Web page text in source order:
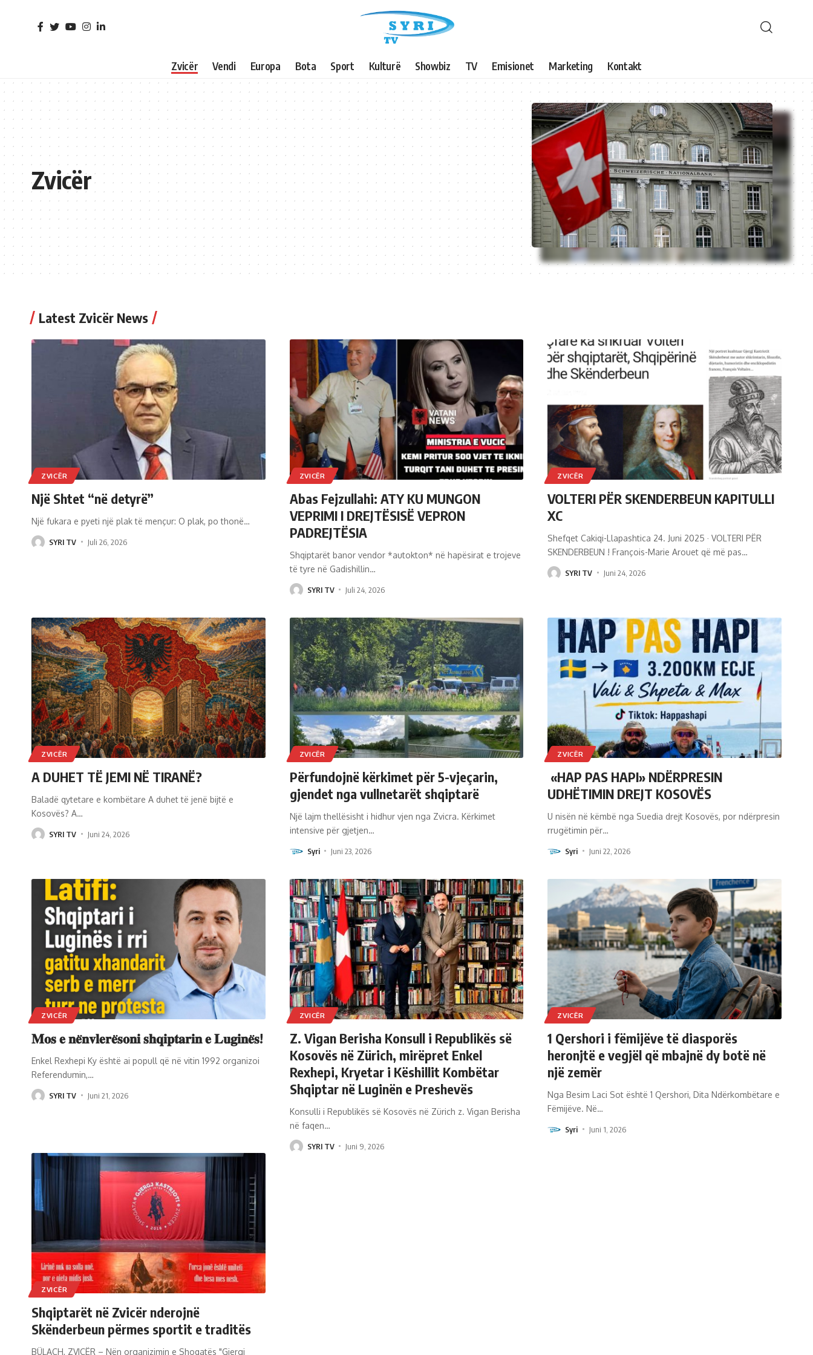
Zvicër Vendi Europa Bota Sport Kulturë Showbiz TV Emisionet Marketing Kontakt
Zvicër
Latest Zvicër News
ZVICËR
Një Shtet “në detyrë”
Një fukara e pyeti një plak të mençur: O plak, po thonë…
SYRI TV Juli 26, 2026
ZVICËR
Abas Fejzullahi: ATY KU MUNGON
VEPRIMI I DREJTËSISË VEPRON
PADREJTËSIA
Shqiptarët banor vendor *autokton* në hapësirat e trojeve
të tyre në Gadishillin…
SYRI TV Juli 24, 2026
ZVICËR
VOLTERI PËR SKENDERBEUN KAPITULLI
XC
Shefqet Cakiqi-Llapashtica 24. Juni 2025 · VOLTERI PËR
SKENDERBEUN ! François-Marie Arouet që më pas…
SYRI TV Juni 24, 2026
ZVICËR
A DUHET TË JEMI NË TIRANË?
Baladë qytetare e kombëtare A duhet të jenë bijtë e
Kosovës? A…
SYRI TV Juni 24, 2026
ZVICËR
Përfundojnë kërkimet për 5-vjeçarin,
gjendet nga vullnetarët shqiptarë
Një lajm thellësisht i hidhur vjen nga Zvicra. Kërkimet
intensive për gjetjen…
Syri Juni 23, 2026
ZVICËR
«HAP PAS HAPI» NDËRPRESIN
UDHËTIMIN DREJT KOSOVËS
U nisën në këmbë nga Suedia drejt Kosovës, por ndërpresin
rrugëtimin për…
Syri Juni 22, 2026
ZVICËR
𝐌𝐨𝐬 𝐞 𝐧𝐞̈𝐧𝐯𝐥𝐞𝐫𝐞̈𝐬𝐨𝐧𝐢 𝐬𝐡𝐪𝐢𝐩𝐭𝐚𝐫𝐢𝐧 𝐞 𝐋𝐮𝐠𝐢𝐧𝐞̈𝐬!
Enkel Rexhepi Ky është ai popull që në vitin 1992 organizoi
Referendumin,…
SYRI TV Juni 21, 2026
ZVICËR
Z. Vigan Berisha Konsull i Republikës së
Kosovës në Zürich, mirëpret Enkel
Rexhepi, Kryetar i Këshillit Kombëtar
Shqiptar në Luginën e Preshevës
Konsulli i Republikës së Kosovës në Zürich z. Vigan Berisha
në faqen…
SYRI TV Juni 9, 2026
ZVICËR
1 Qershori i fëmijëve të diasporës
heronjtë e vegjël që mbajnë dy botë në
një zemër
Nga Besim Laci Sot është 1 Qershori, Dita Ndërkombëtare e
Fëmijëve. Në…
Syri Juni 1, 2026
ZVICËR
Shqiptarët në Zvicër nderojnë
Skënderbeun përmes sportit e traditës
BÜLACH, ZVICËR – Nën organizimin e Shoqatës "Gjergj